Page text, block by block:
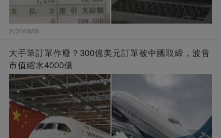
2025/08/08
大手筆訂單作廢？300億美元訂單被中國取締，波音
市值縮水4000億